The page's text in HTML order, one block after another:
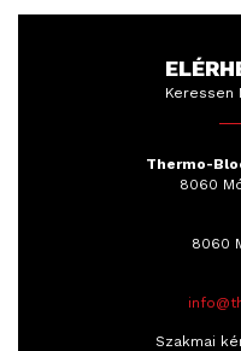
Keressen
Thermo-
8060
8060
Szakmai